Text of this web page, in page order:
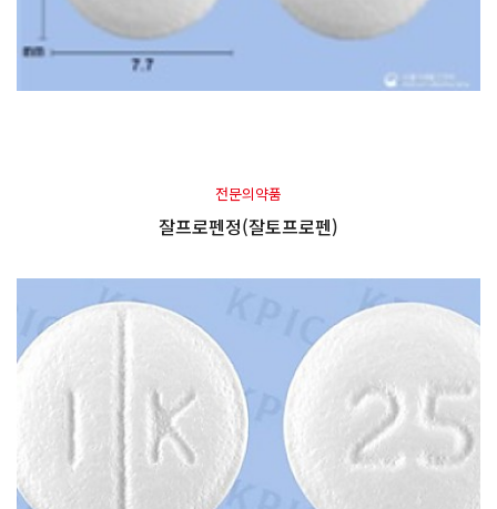
전문의약품
잘프로펜정(잘토프로펜)